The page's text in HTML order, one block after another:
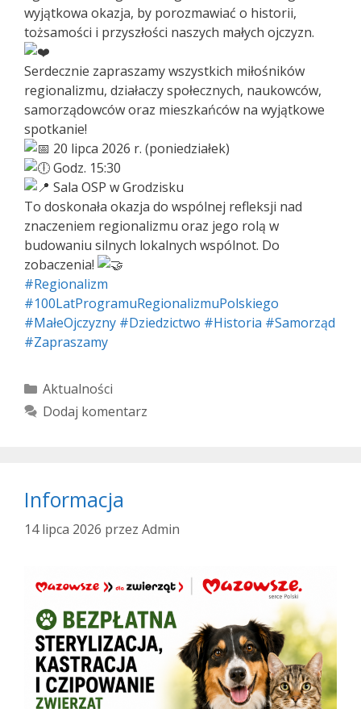
wyjątkowa okazja, by porozmawiać o historii,
tożsamości i przyszłości naszych małych ojczyzn.
Serdecznie zapraszamy wszystkich miłośników
regionalizmu, działaczy społecznych, naukowców,
samorządowców oraz mieszkańców na wyjątkowe
spotkanie!
20 lipca 2026 r. (poniedziałek)
Godz. 15:30
Sala OSP w Grodzisku
To doskonała okazja do wspólnej refleksji nad
znaczeniem regionalizmu oraz jego rolą w
budowaniu silnych lokalnych wspólnot. Do
zobaczenia!
#Regionalizm
#100LatProgramuRegionalizmuPolskiego
#MałeOjczyzny #Dziedzictwo #Historia #Samorząd
#Zapraszamy
Kategorie
Aktualności
Dodaj komentarz
Informacja
14 lipca 2026 przez Admin